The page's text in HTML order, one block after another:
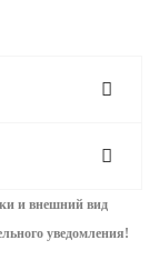
и внешний вид
уведомления!